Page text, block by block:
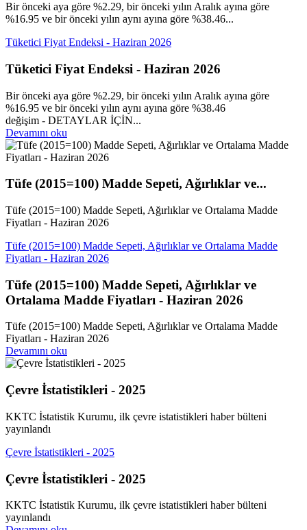
Bir önceki aya göre %2.29, bir önceki yılın Aralık ayına göre
%16.95 ve bir önceki yılın aynı ayına göre %38.46...
Tüketici Fiyat Endeksi - Haziran 2026
Tüketici Fiyat Endeksi - Haziran 2026
Bir önceki aya göre %2.29, bir önceki yılın Aralık ayına göre
%16.95 ve bir önceki yılın aynı ayına göre %38.46
değişim - DETAYLAR İÇİN...
Devamını oku
Tüfe (2015=100) Madde Sepeti, Ağırlıklar ve...
Tüfe (2015=100) Madde Sepeti, Ağırlıklar ve Ortalama Madde
Fiyatları - Haziran 2026
Tüfe (2015=100) Madde Sepeti, Ağırlıklar ve Ortalama Madde
Fiyatları - Haziran 2026
Tüfe (2015=100) Madde Sepeti, Ağırlıklar ve
Ortalama Madde Fiyatları - Haziran 2026
Tüfe (2015=100) Madde Sepeti, Ağırlıklar ve Ortalama Madde
Fiyatları - Haziran 2026
Devamını oku
Çevre İstatistikleri - 2025
KKTC İstatistik Kurumu, ilk çevre istatistikleri haber bülteni
yayınlandı
Çevre İstatistikleri - 2025
Çevre İstatistikleri - 2025
KKTC İstatistik Kurumu, ilk çevre istatistikleri haber bülteni
yayınlandı